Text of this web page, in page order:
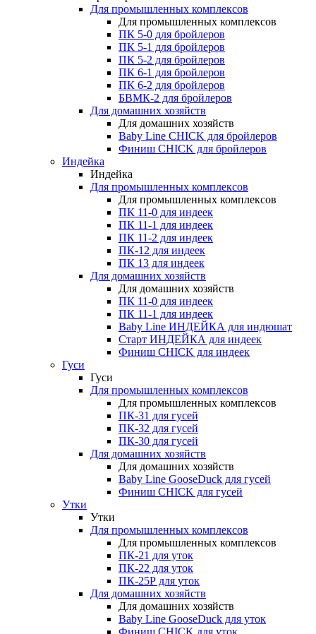
Для промышленных комплексов
Для промышленных комплексов
ПК 5-0 для бройлеров
ПК 5-1 для бройлеров
ПК 5-2 для бройлеров
ПК 6-1 для бройлеров
ПК 6-2 для бройлеров
БВМК-2 для бройлеров
Для домашних хозяйств
Для домашних хозяйств
Baby Line CHICK для бройлеров
Финиш CHICK для бройлеров
Индейка
Индейка
Для промышленных комплексов
Для промышленных комплексов
ПК 11-0 для индеек
ПК 11-1 для индеек
ПК 11-2 для индеек
ПК-12 для индеек
ПК 13 для индеек
Для домашних хозяйств
Для домашних хозяйств
ПК 11-0 для индеек
ПК 11-1 для индеек
Baby Line ИНДЕЙКА для индюшат
Старт ИНДЕЙКА для индеек
Финиш CHICK для индеек
Гуси
Гуси
Для промышленных комплексов
Для промышленных комплексов
ПК-31 для гусей
ПК-32 для гусей
ПК-30 для гусей
Для домашних хозяйств
Для домашних хозяйств
Baby Line GooseDuck для гусей
Финиш CHICK для гусей
Утки
Утки
Для промышленных комплексов
Для промышленных комплексов
ПК-21 для уток
ПК-22 для уток
ПК-25Р для уток
Для домашних хозяйств
Для домашних хозяйств
Baby Line GooseDuck для уток
Финиш CHICK для уток